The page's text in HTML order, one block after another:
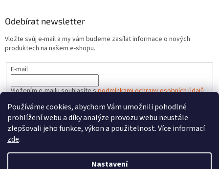
Používáme cookies, abychom Vám umožnili pohodlné
prohlížení webu a díky analýze provozu webu neustále
zlepšovali jeho funkce, výkon a použitelnost. Více informací
zde.
Nastavení
Odebírat newsletter
Vložte svůj e-mail a my vám budeme zasílat informace o nových
produktech na našem e-shopu.
E-mail
Vložením e-mailu souhlasíte spodmínkami ochrany osobních údajů
PŘIHLÁSIT SE